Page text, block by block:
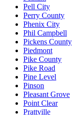
Pell City
Perry County
Phenix City
Phil Campbell
Pickens County
Piedmont
Pike County
Pike Road
Pine Level
Pinson
Pleasant Grove
Point Clear
Prattville